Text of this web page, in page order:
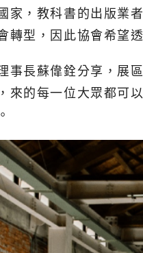
家，教科書的出版業
轉型，因此協會希望
事長蘇偉銓分享，展
來的每一位大眾都可